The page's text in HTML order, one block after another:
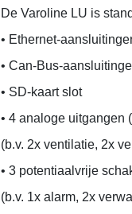
De Varoline LU is
• Ethernet-
• Can-Bus-
• SD-kaart slot
• 4 analoge uitgangen
(b.v. 2x ventilatie, 2x
• 3 potentiaalvrije
(b.v. 1x alarm, 2x